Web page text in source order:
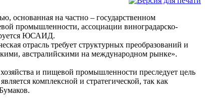
основанная на частно – государственном
промышленности, ассоциации виноградарско-
ЮСАИД.
отрасль требует структурных преобразований и
австралийскими на международном рынке».
и пищевой промышленности преследует цель
комплексной и стратегической, так как